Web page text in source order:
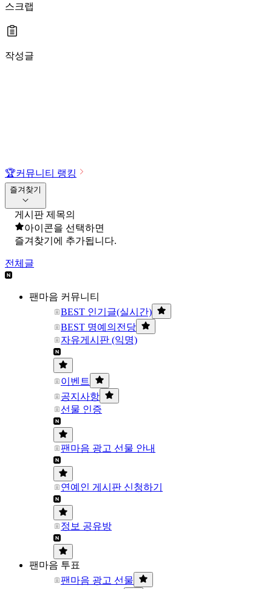
스크랩
작성글
🏆커뮤니티 랭킹
즐겨찾기
게시판 제목의
아이콘을 선택하면
즐겨찾기에 추가됩니다.
전체글
팬마음 커뮤니티
BEST 인기글(실시간)
BEST 명예의전당
자유게시판 (익명)
이벤트
공지사항
선물 인증
팬마음 광고 선물 안내
연예인 게시판 신청하기
정보 공유방
팬마음 투표
팬마음 광고 선물